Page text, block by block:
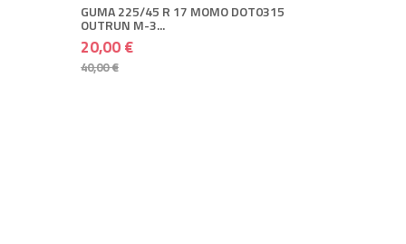
GUMA 225/45 R 17 MOMO DOT0315
OUTRUN M-3...
20,00 €
40,00 €